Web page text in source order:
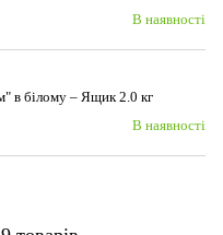
В наявності
в білому – Ящик 2.0 кг
В наявності